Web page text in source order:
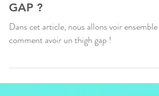
Comment avoir un THIGH
GAP ?
Dans cet article, nous allons voir ensemble